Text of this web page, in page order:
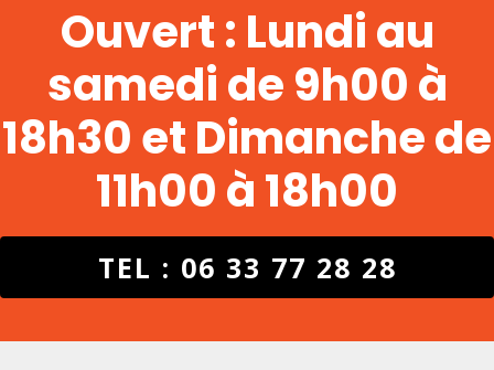
Ouvert : Lundi au
samedi de 9h00 à
18h30 et Dimanche de
11h00 à 18h00
TEL : 06 33 77 28 28